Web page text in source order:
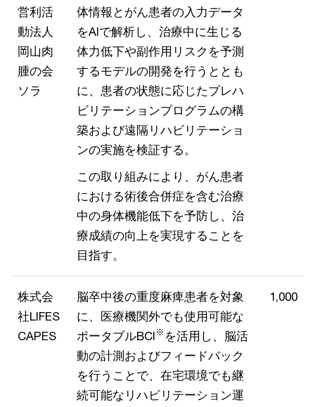
営利活
動法人
岡山肉
腫の会
ソラ
体情報とがん患者の入力データ
をAIで解析し、治療中に生じる
体力低下や副作用リスクを予測
するモデルの開発を行うととも
に、患者の状態に応じたプレハ
ビリテーションプログラムの構
築および遠隔リハビリテーショ
ンの実施を検証する。
この取り組みにより、がん患者
における術後合併症を含む治療
中の身体機能低下を予防し、治
療成績の向上を実現することを
目指す。
株式会
社LIFES
CAPES
脳卒中後の重度麻痺患者を対象
に、医療機関外でも使用可能な
ポータブルBCI※ を活用し、脳活
動の計測およびフィードバック
を行うことで、在宅環境でも継
続可能なリハビリテーション運
1,000